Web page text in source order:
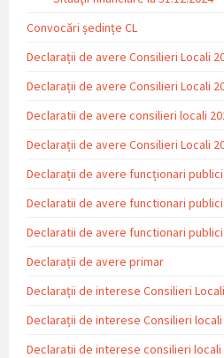
Convocări ședințe CL
Declarații de avere Consilieri Locali
Declarații de avere Consilieri Locali
Declaratii de avere consilieri locali
Declarații de avere Consilieri Locali
Declarații de avere funcționari publici
Declaratii de avere functionari publici
Declaratii de avere functionari publici
Declarații de avere primar
Declarații de interese Consilieri
Declarații de interese Consilieri locali
Declaratii de interese consilieri locali